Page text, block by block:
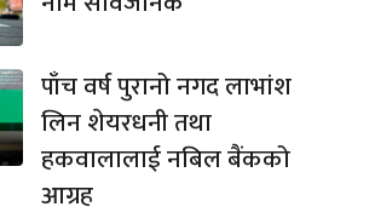
पाँच वर्ष पुरानो नगद लाभांश
लिन शेयरधनी तथा
हकवालालाई नबिल बैंकको
आग्रह